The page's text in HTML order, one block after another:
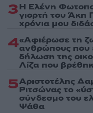
3Η Ελένη
γιορτή του Άκη
χρόνια μου
4«Αφιέρωσε τη
ανθρώπους που
δήλωση της
Λίζα που
5Αριστοτέλης
Ριτσώνας το
σύνδεσμο του
Ψάθα